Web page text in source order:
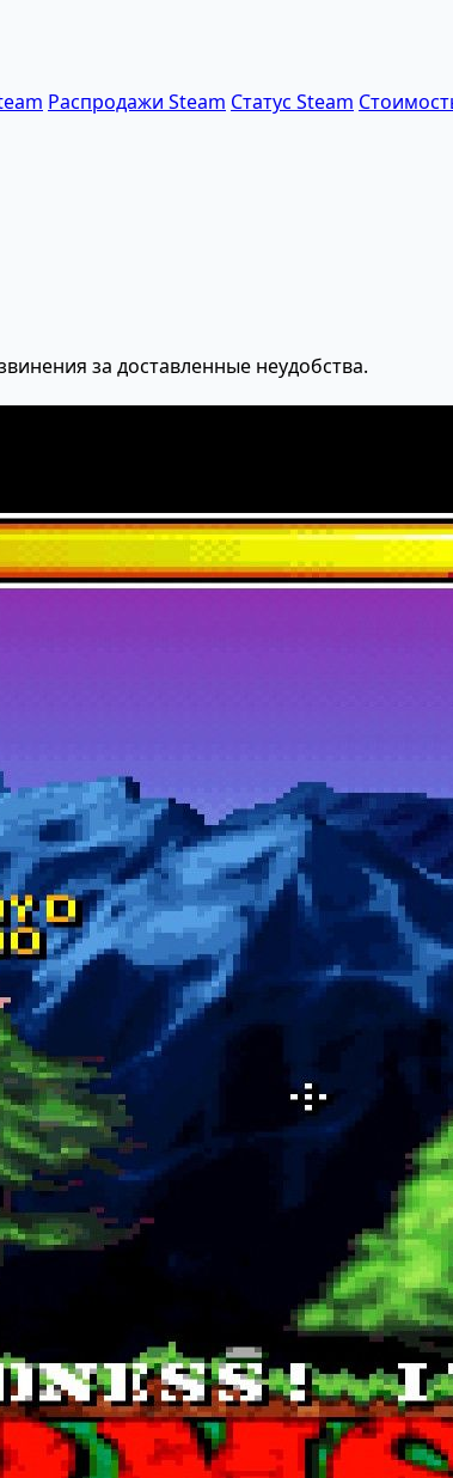
Распродажи Steam Статус Steam
за доставленные неудобства.